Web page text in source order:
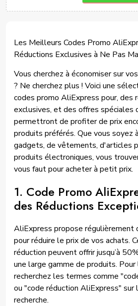
Les Meilleurs Codes Promo
Réductions Exclusives à Ne Pas
Vous cherchez à économiser sur
? Ne cherchez plus ! Voici une
codes promo AliExpress pour, des
exclusives, et des offres spéciales
permettront de profiter de prix
produits préférés. Que vous soyez
gadgets, de vêtements, d'articles
produits électroniques, vous
vous faut pour acheter à petit prix.
1. Code Promo
des Réductions
AliExpress propose régulièrement
pour réduire le prix de vos achats.
réduction peuvent offrir jusqu’à
une large gamme de produits. Pour
recherchez les termes comme
ou "code réduction AliExpress" sur
recherche.